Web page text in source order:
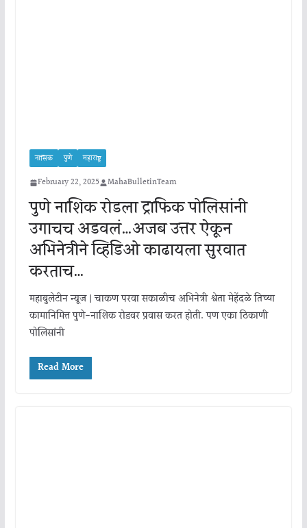
नासिक पुणे महाराष्ट्र
February 22, 2025 MahaBulletinTeam
पुणे नाशिक रोडला ट्राफिक पोलिसांनी
उगाचच अडवलं…अजब उत्तर ऐकून
अभिनेत्रीने व्हिडिओ काढायला सुरवात
करताच…
महाबुलेटीन न्यूज | चाकण परवा सकाळीच अभिनेत्री श्वेता मेहेंदळे तिच्या
कामानिमित्त पुणे-नाशिक रोडवर प्रवास करत होती. पण एका ठिकाणी
पोलिसांनी
Read More